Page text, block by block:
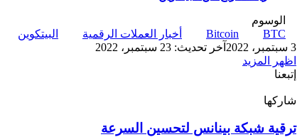
الوسوم
Bitcoin
BTC أخبار العملات الرقمية البيتكوين
3 سبتمبر، 2022
آخر تحديث: 23 سبتمبر، 2022
اظهر المزيد
إتبعنا
شاركها
ترقية
ترقية شبكة بينانس لتحسين السرعة